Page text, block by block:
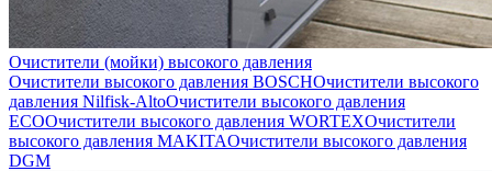
Очистители (мойки) высокого давления
Очистители высокого давления BOSCHОчистители высокого
давления Nilfisk-AltoОчистители высокого давления
ECOОчистители высокого давления WORTEXОчистители
высокого давления MAKITAОчистители высокого давления
DGM